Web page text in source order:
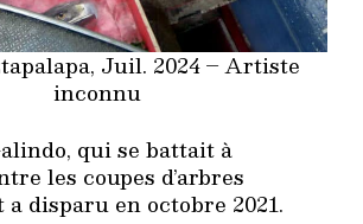
Juil. 2024 – Artiste
inconnu
qui se battait à
les coupes d’arbres
disparu en octobre 2021.